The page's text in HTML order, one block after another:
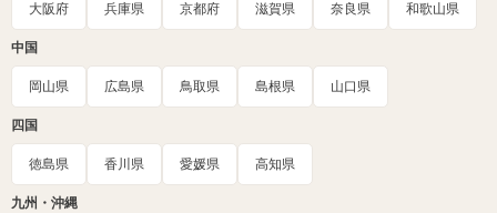
大阪府 兵庫県 京都府 滋賀県 奈良県 和歌山県
中国
岡山県 広島県 鳥取県 島根県 山口県
四国
徳島県 香川県 愛媛県 高知県
九州・沖縄